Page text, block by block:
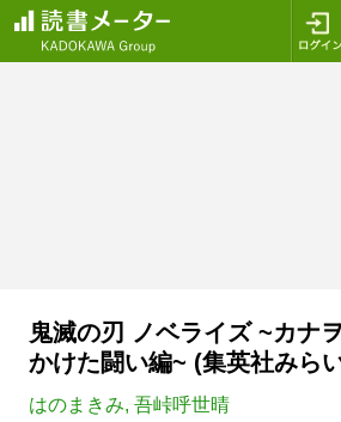
鬼滅の刃 ノベライズ ~カナ
かけた闘い編~ (集英社みら
はのまきみ, 吾峠呼世晴